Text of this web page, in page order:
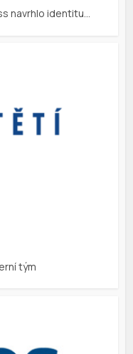
navrhlo identitu…
tým